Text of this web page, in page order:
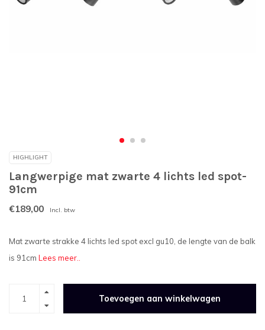
HIGHLIGHT
Langwerpige mat zwarte 4 lichts led spot-
91cm
€189,00 Incl. btw
Mat zwarte strakke 4 lichts led spot excl gu10, de lengte van de balk
is 91cm Lees meer..
Toevoegen aan winkelwagen